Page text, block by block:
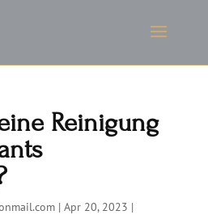
Reinigung
| Apr 20, 2023 |